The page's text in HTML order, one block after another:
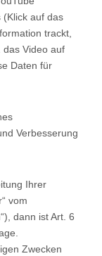
(Klick auf das
trackt,
das Video auf
Daten für
Verbesserung
Ihrer
vom
dann ist Art. 6
Zwecken